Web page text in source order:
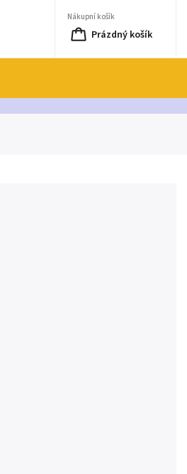
Nákupní košík
Prázdný košík